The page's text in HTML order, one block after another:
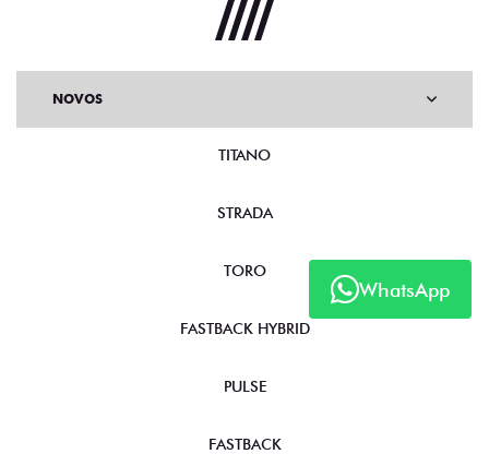
WhatsApp
NOVOS
TITANO
STRADA
TORO
FASTBACK HYBRID
PULSE
FASTBACK